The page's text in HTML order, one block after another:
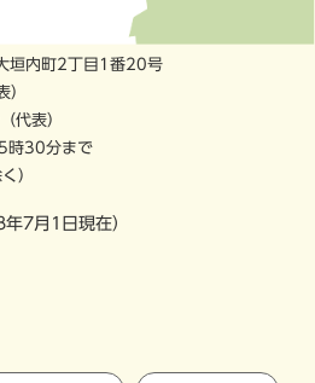
垣内町2丁目1番20号
）
代表）
時30分まで
）
年7月1日現在）